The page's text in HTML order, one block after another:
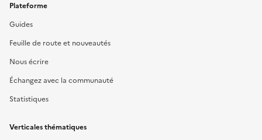
Plateforme
Guides
Feuille de route et nouveautés
Nous écrire
Échangez avec la communauté
Statistiques
Verticales thématiques